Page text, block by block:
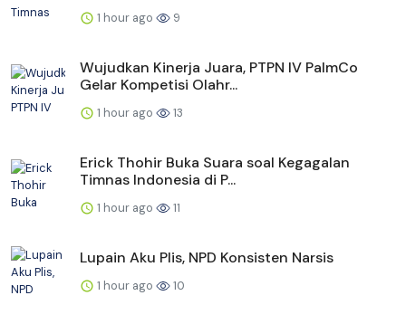
1 hour ago 9
Wujudkan Kinerja Juara, PTPN IV PalmCo
Gelar Kompetisi Olahr...
1 hour ago 13
Erick Thohir Buka Suara soal Kegagalan
Timnas Indonesia di P...
1 hour ago 11
Lupain Aku Plis, NPD Konsisten Narsis
1 hour ago 10